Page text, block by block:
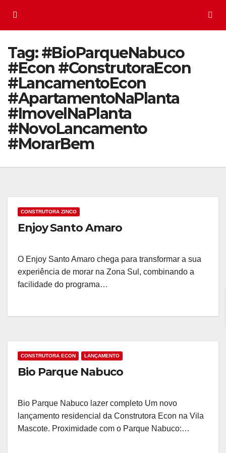
Tag:#BioParqueNabuco
#Econ #ConstrutoraEcon
#LancamentoEcon
#ApartamentoNaPlanta
#ImovelNaPlanta
#NovoLancamento
#MorarBem
CONSTRUTORA ZINCO
Enjoy Santo Amaro
O Enjoy Santo Amaro chega para transformar a sua
experiência de morar na Zona Sul, combinando a
facilidade do programa…
CONSTRUTORA ECON LANÇAMENTO
Bio Parque Nabuco
Bio Parque Nabuco lazer completo Um novo
lançamento residencial da Construtora Econ na Vila
Mascote. Proximidade com o Parque Nabuco:…